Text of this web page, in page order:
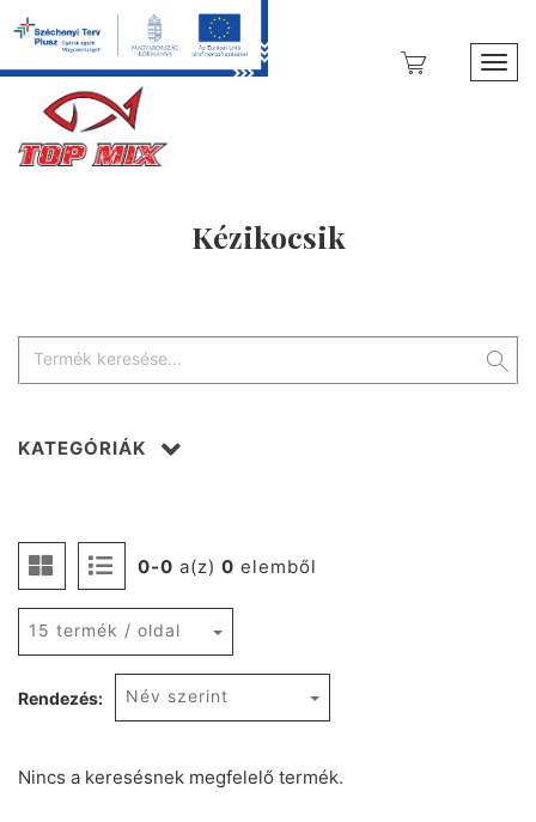
Kézikocsik
0-0 a(z) 0 elemből
15 termék / oldal
Rendezés: Név szerint
Nincs a keresésnek megfelelő termék.
KATEGÓRIÁK